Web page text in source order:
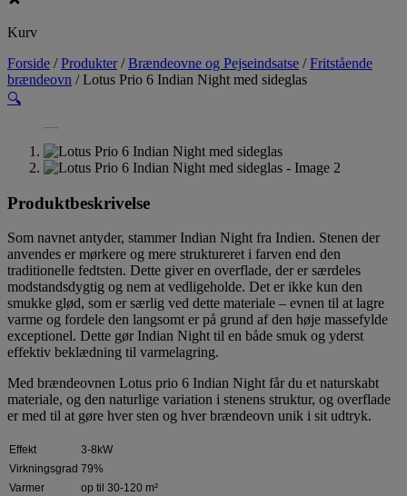
Kurv
Forside /Produkter /Brændeovne og Pejseindsatse /Fritstående
brændeovn /Lotus Prio 6 Indian Night med sideglas
🔍
Produktbeskrivelse
Som navnet antyder, stammer Indian Night fra Indien. Stenen der
anvendes er mørkere og mere struktureret i farven end den
traditionelle fedtsten. Dette giver en overflade, der er særdeles
modstandsdygtig og nem at vedligeholde. Det er ikke kun den
smukke glød, som er særlig ved dette materiale – evnen til at lagre
varme og fordele den langsomt er på grund af den høje massefylde
exceptionel. Dette gør Indian Night til en både smuk og yderst
effektiv beklædning til varmelagring.
Med brændeovnen Lotus prio 6 Indian Night får du et naturskabt
materiale, og den naturlige variation i stenens struktur, og overflade
er med til at gøre hver sten og hver brændeovn unik i sit udtryk.
Effekt
3-8kW
Virkningsgrad 79%
Varmer
op til 30-120 m²